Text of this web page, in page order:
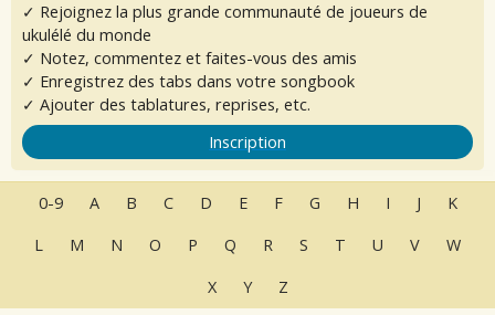
✓ Rejoignez la plus grande communauté de joueurs de
ukulélé du monde
✓ Notez, commentez et faites-vous des amis
✓ Enregistrez des tabs dans votre songbook
✓ Ajouter des tablatures, reprises, etc.
Inscription
0-9 A B C D E F G H I J
K
L
M N O P Q R S T U V
W
X
Y Z